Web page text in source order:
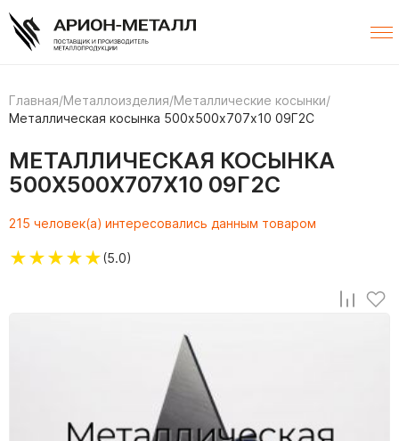
Главная/Металлоизделия/Металлические косынки/
Металлическая косынка 500х500х707х10 09Г2С
МЕТАЛЛИЧЕСКАЯ КОСЫНКА
500Х500Х707Х10 09Г2С
215 человек(а) интересовались данным товаром
★★★★★(5.0)